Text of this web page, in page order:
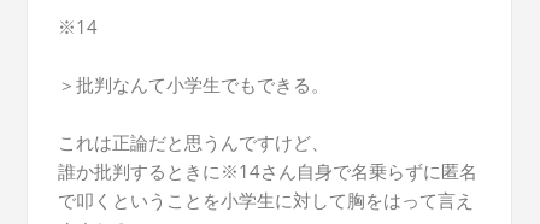
※14
＞批判なんて小学生でもできる。
これは正論だと思うんですけど、
誰か批判するときに※14さん自身で名乗らずに匿名
で叩くということを小学生に対して胸をはって言え